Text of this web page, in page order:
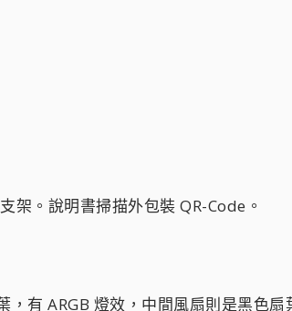
。說明書掃描外包裝 QR-Code。
有 ARGB 燈效，中間風扇則是黑色扇